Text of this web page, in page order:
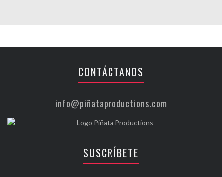
CONTÁCTANOS
info@piñataproductions.com
SUSCRÍBETE